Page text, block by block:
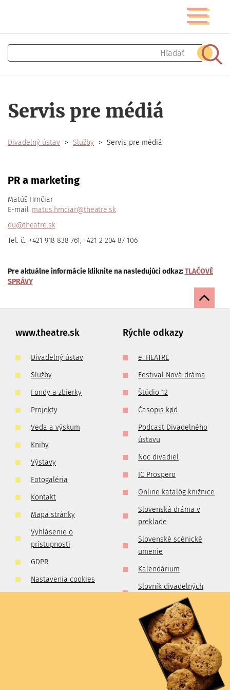
obsah
Prepnúť
navigáciu
Hľadať
Servis pre médiá
Divadelný ústav Služby Servis pre médiá
PR a marketing
Matúš Hrnčiar
E-mail: matus.hrnciar@theatre.sk
du@theatre.sk
Tel. č.: +421 918 838 761, +421 2 204 87 106
Pre aktuálne informácie kliknite na nasledujúci odkaz:TLAČOVÉ
SPRÁVY
www.theatre.sk
Divadelný ústav
Služby
Fondy a zbierky
Projekty
Veda a výskum
Knihy
Výstavy
Fotogaléria
Kontakt
Mapa stránky
Vyhlásenie o
prístupnosti
GDPR
Nastavenia cookies
Rýchle odkazy
eTHEATRE
Festival Nová dráma
Štúdio 12
Časopis kød
Podcast Divadelného
ústavu
Noc divadiel
IC Prospero
Online katalóg knižnice
Slovenská dráma v
preklade
Slovenské scénické
umenie
Kalendárium
Slovník divadelných
kritikov a publicistov
Zlatá kolekcia
slovenského
profesionálneho
divadla
Divadelné prechádzky
Prítomnosť divadelnej